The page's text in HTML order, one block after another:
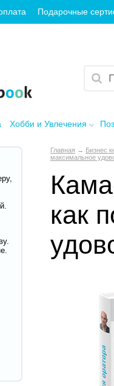
Подарочные
Хобби и Увлечения
Главная → Бизнес
максимальное
как